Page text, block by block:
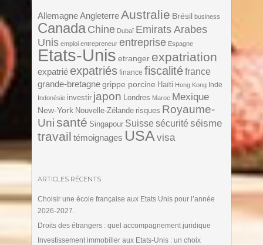
Allemagne AngleterreAustralie Brésil business
Canada Chine Dubaï Emirats Arabes
Unis emploi entrepreneur entreprise Espagne
Etats-Unis etranger expatriation
expatrié expatriés finance fiscalitéfrance
grande-bretagne grippe porcine Haïti Hong Kong Inde
Indonésie investir japon Londres Maroc Mexique
New-York Nouvelle-Zélande risques Royaume-
Unisanté Singapour Suisse sécurité séisme
travail témoignages USA visa
ARTICLES RÉCENTS
Choisir une école française aux Etats Unis pour l’année
2026-2027.
Droits des étrangers : quel accompagnement juridique
Investissement immobilier aux Etats-Unis : un choix